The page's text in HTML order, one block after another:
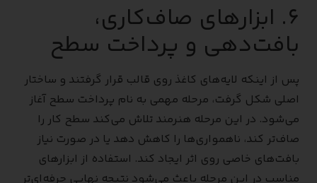
۶. ابزارهای صاف‌کاری،
بافت‌دهی و پرداخت سطح
پس از اینکه لایه‌های کاغذ روی قالب قرار گرفتند و ساختار
اصلی شکل گرفت، مرحله مهمی به نام پرداخت سطح آغاز
می‌شود. در این مرحله هنرمند تلاش می‌کند سطح کار را
صاف‌تر کند، ناهمواری‌ها را کاهش دهد یا در صورت نیاز
بافت‌های خاصی روی اثر ایجاد کند. استفاده از ابزارهای
مناسب در این مرحله باعث می‌شود نتیجه نهایی حرفه‌ای‌تر